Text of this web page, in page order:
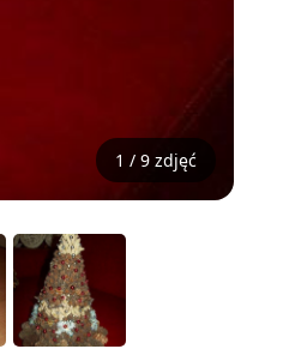
1 / 9 zdjęć